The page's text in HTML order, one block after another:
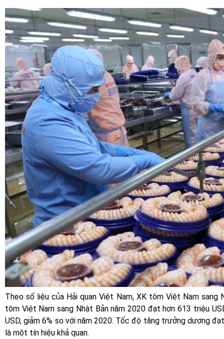
Theo số liệu của Hải quan Việt Nam, XK tôm Việt Nam
tôm Việt Nam sang Nhật Bản năm 2020 đạt hơn 613 triệu
USD, giảm 6% so với năm 2020. Tốc độ tăng trưởng dương
là một tín hiệu khả quan.